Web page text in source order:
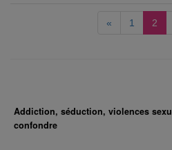
« 1 2
Addiction, séduction, violences
confondre